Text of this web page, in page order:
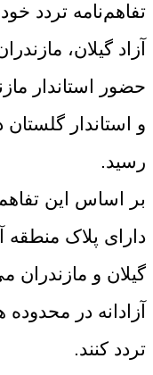
تفاهم‌نامه تردد
آزاد گیلان،
حضور استاندار
و استاندار
رسید.
بر اساس این
دارای پلاک منطقه
گیلان و مازندران
آزادانه در
تردد کنند.